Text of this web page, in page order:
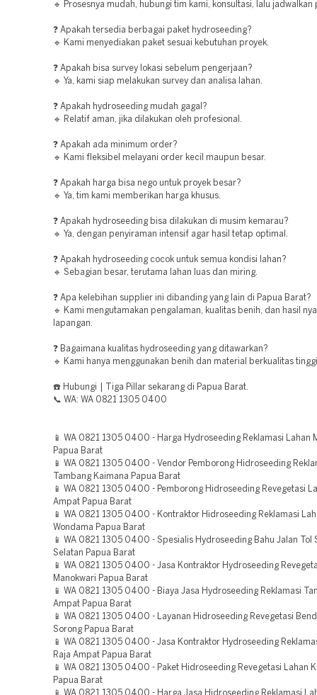
🔹 Prosesnya mudah, hubungi tim kami, konsultasi, lalu jadwalkan
❓ Apakah tersedia berbagai paket hydroseeding?
🔹 Kami menyediakan paket sesuai kebutuhan proyek.
❓ Apakah bisa survey lokasi sebelum pengerjaan?
🔹 Ya, kami siap melakukan survey dan analisa lahan.
❓ Apakah hydroseeding mudah gagal?
🔹 Relatif aman, jika dilakukan oleh profesional.
❓ Apakah ada minimum order?
🔹 Kami fleksibel melayani order kecil maupun besar.
❓ Apakah harga bisa nego untuk proyek besar?
🔹 Ya, tim kami memberikan harga khusus.
❓ Apakah hydroseeding bisa dilakukan di musim kemarau?
🔹 Ya, dengan penyiraman intensif agar hasil tetap optimal.
❓ Apakah hydroseeding cocok untuk semua kondisi lahan?
🔹 Sebagian besar, terutama lahan luas dan miring.
❓ Apa kelebihan supplier ini dibanding yang lain di Papua Barat?
🔹 Kami mengutamakan pengalaman, kualitas benih, dan hasil
lapangan.
❓ Bagaimana kualitas hydroseeding yang ditawarkan?
🔹 Kami hanya menggunakan benih dan material berkualitas
☎️ Hubungi | Tiga Pillar sekarang di Papua Barat.
📞 WA: WA 0821 1305 0400
📱 WA 0821 1305 0400 - Harga Hydroseeding Reklamasi Lahan
Papua Barat
📱 WA 0821 1305 0400 - Vendor Pemborong Hidroseeding
Tambang Kaimana Papua Barat
📱 WA 0821 1305 0400 - Pemborong Hidroseeding Revegetasi
Ampat Papua Barat
📱 WA 0821 1305 0400 - Kontraktor Hidroseeding Reklamasi
Wondama Papua Barat
📱 WA 0821 1305 0400 - Spesialis Hydroseeding Bahu Jalan Tol
Selatan Papua Barat
📱 WA 0821 1305 0400 - Jasa Kontraktor Hydroseeding
Manokwari Papua Barat
📱 WA 0821 1305 0400 - Biaya Jasa Hydroseeding Reklamasi
Ampat Papua Barat
📱 WA 0821 1305 0400 - Layanan Hidroseeding Revegetasi
Sorong Papua Barat
📱 WA 0821 1305 0400 - Jasa Kontraktor Hydroseeding
Raja Ampat Papua Barat
📱 WA 0821 1305 0400 - Paket Hidroseeding Revegetasi Lahan
Papua Barat
📱 WA 0821 1305 0400 - Harga Jasa Hidroseeding Reklamasi